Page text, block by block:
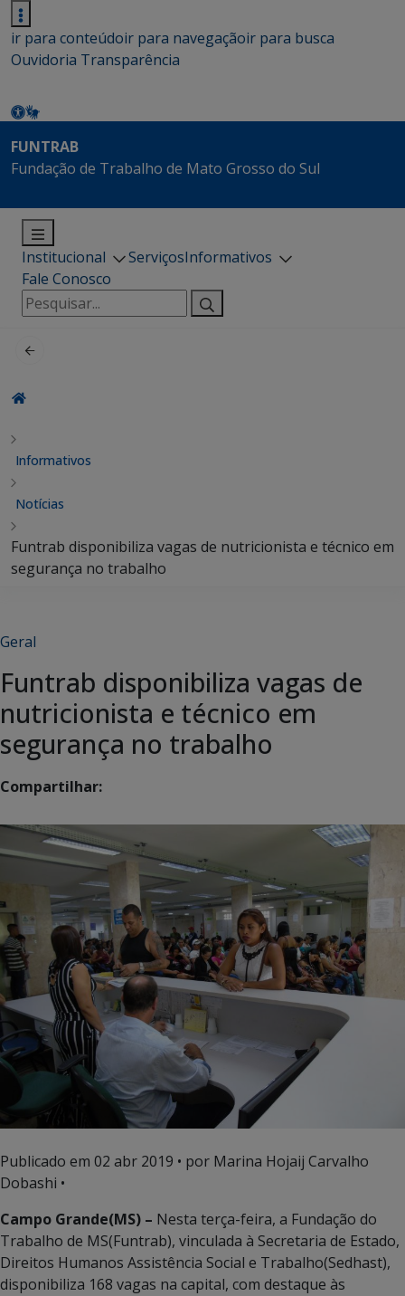
ir para conteúdoir para navegaçãoir para busca
Ouvidoria Transparência
FUNTRAB
Fundação de Trabalho de Mato Grosso do Sul
Institucional ServiçosInformativos
Fale Conosco
Pesquisar
por:
Informativos
Notícias
Funtrab disponibiliza vagas de nutricionista e técnico em
segurança no trabalho
Geral
Funtrab disponibiliza vagas de
nutricionista e técnico em
segurança no trabalho
Compartilhar:
Publicado em 02 abr 2019 • por Marina Hojaij Carvalho
Dobashi •
Campo Grande(MS) – Nesta terça-feira, a Fundação do
Trabalho de MS(Funtrab), vinculada à Secretaria de Estado,
Direitos Humanos Assistência Social e Trabalho(Sedhast),
disponibiliza 168 vagas na capital, com destaque às